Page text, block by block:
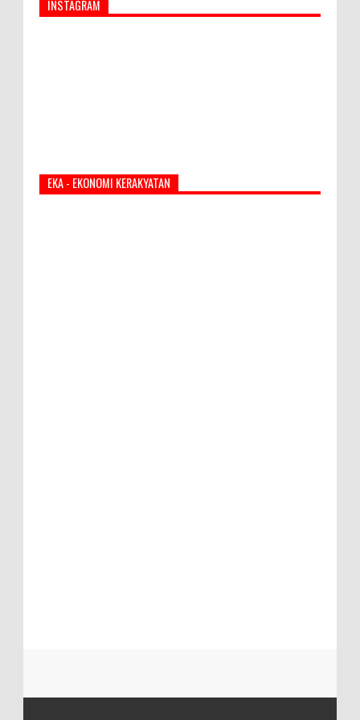
INSTAGRAM
EKA - EKONOMI KERAKYATAN